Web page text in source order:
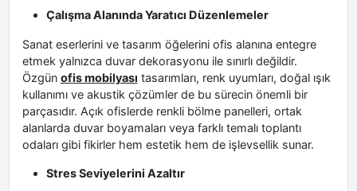
Çalışma Alanında Yaratıcı Düzenlemeler
Sanat eserlerini ve tasarım öğelerini ofis alanına entegre
etmek yalnızca duvar dekorasyonu ile sınırlı değildir.
Özgün ofis mobilyası tasarımları, renk uyumları, doğal ışık
kullanımı ve akustik çözümler de bu sürecin önemli bir
parçasıdır. Açık ofislerde renkli bölme panelleri, ortak
alanlarda duvar boyamaları veya farklı temalı toplantı
odaları gibi fikirler hem estetik hem de işlevsellik sunar.
Stres Seviyelerini Azaltır